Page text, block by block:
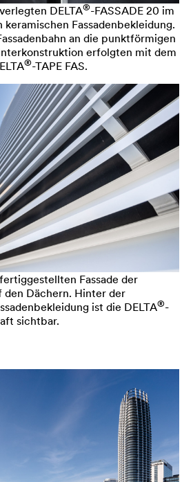
DELTA®-FASSADE 20 im
Fassadenbekleidung.
an die punktförmigen
erfolgten mit dem
®-TAPE FAS.
Fassade der
den Dächern. Hinter der
ist die DELTA®-
sichtbar.